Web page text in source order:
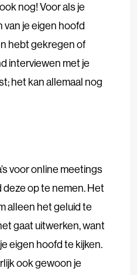
nog! Voor als je
je eigen hoofd
hebt gekregen of
interviewen met je
het kan allemaal nog
voor online meetings
op te nemen. Het
alleen het geluid te
gaat uitwerken, want
eigen hoofd te kijken.
ook gewoon je